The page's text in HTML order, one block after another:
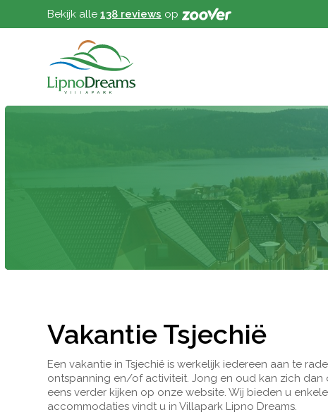
Bekijk alle138 reviews op
Vakantie Tsjechië
Een vakantie in Tsjechië is werkelijk iedereen aan te
ontspanning en/of activiteit. Jong en oud kan zich dan
eens verder kijken op onze website. Wij bieden u
accommodaties vindt u in Villapark Lipno Dreams.